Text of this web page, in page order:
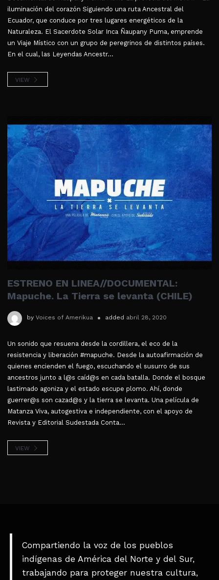
iluminación del corazón Siguiendo una ruta Ancestral del
Ecuador, que conduce por tres lugares energéticos de la
Naturaleza. El Sacerdote Solar Inca Ñaupany Puma, emprende
un Viaje Místico con un grupo de peregrinos de distintos países.
En el cual, las Leyendas Ancestr...
VIEW
ESTRENO EN LINEA//DOCUMENTAL:
Mapuche. La Tierra se levanta (CHILE)
by Voices of Amerikua added abril 28, 2020
Un sonido que resuena desde la cordillera, el eco de la
resistencia y liberación #mapuche. Desde la autoafirmación de
quienes encienden el fuego, escuchando el susurro de sus
ancestros junto a l@s caíd@s en cada batalla. Donde el bosque
lastimado agoniza y el estado escupe plomo. Ahí, donde
guerrer@s son cazad@s y la tierra se levanta. Una película de
Matanza Viva, autogestiva e independiente, con el apoyo de
Revista y Editorial Sudestada Conta...
VIEW
Compartiendo la voz de los pueblos
indígenas de América del Norte y del Sur,
trabajando para proteger nuestra cultura,